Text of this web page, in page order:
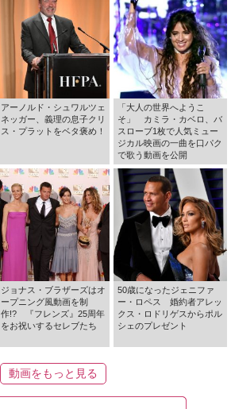
アーノルド・シュワルツェ
ネッガー、義理の息子クリ
ス・プラットをベタ褒め！
「大人の世界へようこ
そ」 カミラ・カベロ、バ
スローブ1枚で人気ミュー
ジカル映画の一曲を口パク
で歌う動画を公開
ジョナス・ブラザーズはオ
ープニング風動画を制
作!? 『フレンズ』25周年
をお祝いするセレブたち
50歳になったジェニファ
ー・ロペス 婚約者アレッ
クス・ロドリゲスからポル
シェのプレゼント
動画をもっと見る